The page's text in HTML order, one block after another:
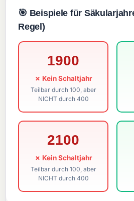
🎯 Beispiele für
Regel)
1900
✗ Kein Schaltjahr
Teilbar durch 100, aber
NICHT durch 400
2100
✗ Kein Schaltjahr
Teilbar durch 100, aber
NICHT durch 400